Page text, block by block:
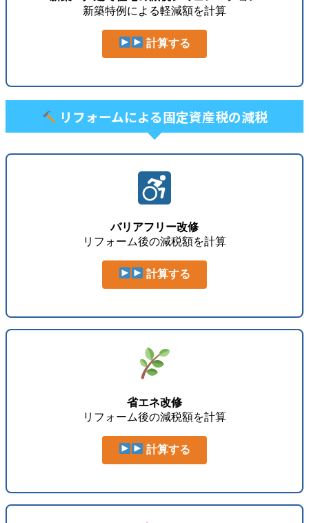
新築特例による軽減額を計算
計算する
リフォームによる固定資産税の減税
バリアフリー改修
リフォーム後の減税額を計算
計算する
省エネ改修
リフォーム後の減税額を計算
計算する